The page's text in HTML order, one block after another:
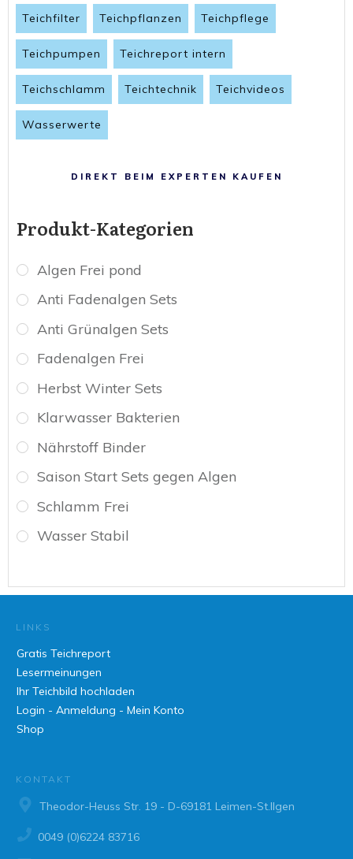
Teichfilter Teichpflanzen Teichpflege
Teichpumpen Teichreport intern
Teichschlamm Teichtechnik Teichvideos
Wasserwerte
DIREKT BEIM EXPERTEN KAUFEN
Produkt-Kategorien
Algen Frei pond
Anti Fadenalgen Sets
Anti Grünalgen Sets
Fadenalgen Frei
Herbst Winter Sets
Klarwasser Bakterien
Nährstoff Binder
Saison Start Sets gegen Algen
Schlamm Frei
Wasser Stabil
LINKS
Gratis Teichreport
Lesermeinungen
Ihr Teichbild hochladen
Login - Anmeldung - Mein Konto
Shop
KONTAKT
Theodor-Heuss Str. 19 - D-69181 Leimen-St.Ilgen
0049 (0)6224 83716